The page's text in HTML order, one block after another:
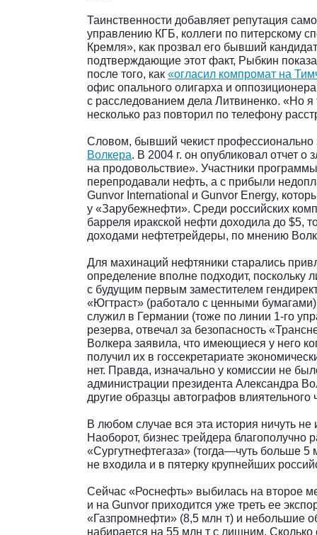
Таинственности добавляет репутация
управлению КГБ, коллеги по питерскому
Кремля», как прозвал его бывший
подтверждающие этот факт, Рыбкин
после того, как «огласил компромат на
офис опального олигарха и
с расследованием дела Литвиненко. «Но
несколько раз повторил по телефону
Словом, бывший чекист
Волкера. В 2004 г. он опубликовал отчет
на продовольствие». Участники
перепродавали нефть, а с прибыли
Gunvor International и Gunvor Energy,
у «Зарубежнефти». Среди российских
барреля иракской нефти доходила до $5,
доходами нефтетрейдеры, по мнению
Для махинаций нефтяники старались
определение вполне подходит, поскольку
с будущим первым заместителем
«Югтраст» (работало с ценными
служил в Германии (тоже по линии 1-го
резерва, отвечал за безопасность
Волкера заявила, что имеющиеся у него
получил их в госсекретариате
нет. Правда, изначально у комиссии не
администрации президента Александра
другие образцы автографов
В любом случае вся эта история ничуть
Наоборот, бизнес трейдера благополучно
«Сургутнефтегаза» (тогда—чуть больше 5
не входила и в пятерку крупнейших
Сейчас «Роснефть» выбилась на второе
и на Gunvor приходится уже треть ее
«Газпромнефти» (8,5 млн т) и небольшие
набирается на 55 млн т с лишним. Сколько